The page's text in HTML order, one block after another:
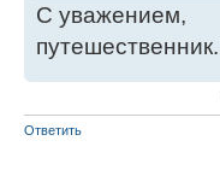
С уважением,
путешественник.
Ответить